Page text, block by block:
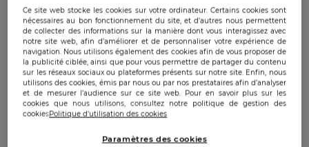
Publicado: 20/10/2009|Actualizado:
Ce site web stocke les cookies sur votre ordinateur. Certains cookies sont
nécessaires au bon fonctionnement du site, et d’autres nous permettent
de collecter des informations sur la manière dont vous interagissez avec
notre site web, afin d’améliorer et de personnaliser votre expérience de
navigation. Nous utilisons également des cookies afin de vous proposer de
la publicité ciblée, ainsi que pour vous permettre de partager du contenu
sur les réseaux sociaux ou plateformes présents sur notre site. Enfin, nous
utilisons des cookies, émis par nous ou par nos prestataires afin d’analyser
et de mesurer l’audience sur ce site web. Pour en savoir plus sur les
cookies que nous utilisons, consultez notre politique de gestion des
cookiesPolitique d'utilisation des cookies
Paramètres des cookies